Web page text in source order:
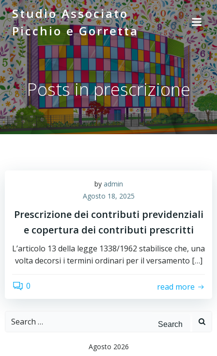
Vai
al
contenuto
Studio Associato
Picchio e Gorretta
Posts in prescrizione
by admin
Agosto 18, 2025
Prescrizione dei contributi previdenziali
e copertura dei contributi prescritti
L’articolo 13 della legge 1338/1962 stabilisce che, una
volta decorsi i termini ordinari per il versamento […]
0 read more
Search
Agosto 2026